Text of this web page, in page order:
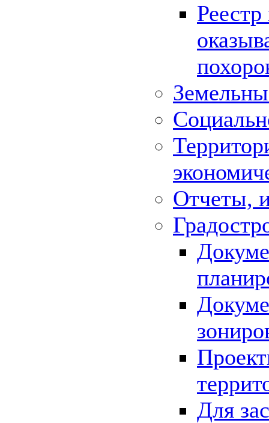
Отчеты,
Для